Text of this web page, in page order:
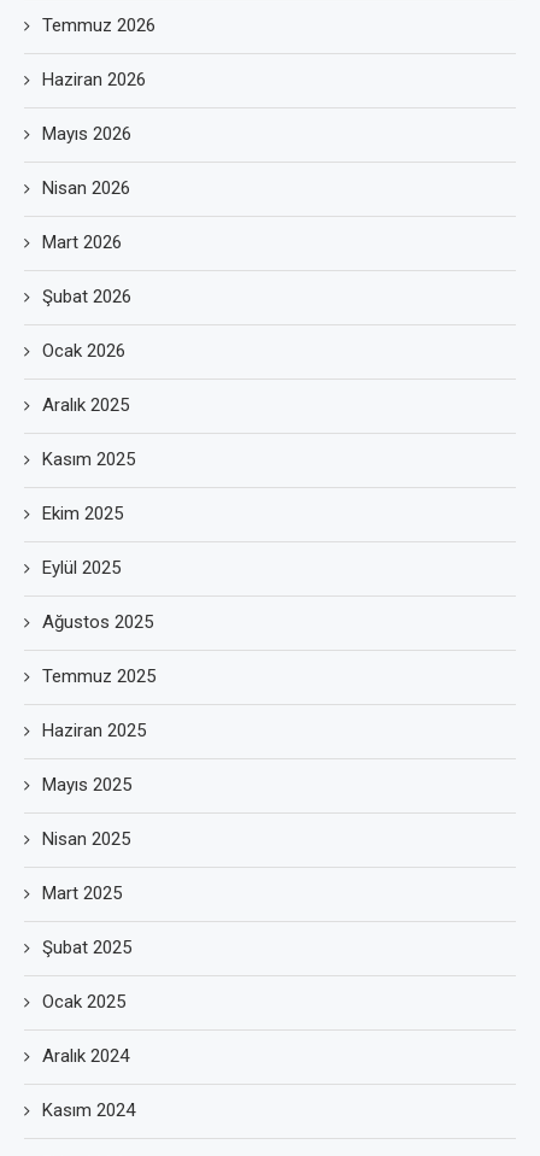
Temmuz 2026
Haziran 2026
Mayıs 2026
Nisan 2026
Mart 2026
Şubat 2026
Ocak 2026
Aralık 2025
Kasım 2025
Ekim 2025
Eylül 2025
Ağustos 2025
Temmuz 2025
Haziran 2025
Mayıs 2025
Nisan 2025
Mart 2025
Şubat 2025
Ocak 2025
Aralık 2024
Kasım 2024